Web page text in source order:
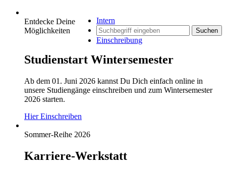
Intern
Suchen
Einschreibung
Entdecke Deine
Möglichkeiten
Studienstart Wintersemester
Ab dem 01. Juni 2026 kannst Du Dich einfach online in
unsere Studiengänge einschreiben und zum Wintersemester
2026 starten.
Hier Einschreiben
Sommer-Reihe 2026
Karriere-Werkstatt